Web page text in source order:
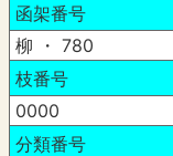
函架番号
柳 ・ 780
枝番号
0000
分類番号